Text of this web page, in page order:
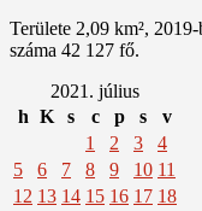
Területe 2,09 km²,
száma 42 127 fő.
2021. július
h K s c p s
v
1
2 3
4
5
6 7 8 9 10 11
12 13 14 15 16 17 18